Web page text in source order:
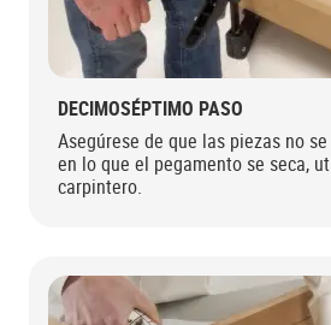
DECIMOSÉPTIMO PASO
Asegúrese de que las piezas no
en lo que el pegamento se seca,
carpintero.